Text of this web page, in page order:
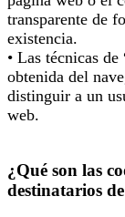
transparente de
existencia.
• Las técnicas
obtenida del
distinguir a un
web.
¿Qué son las
destinatarios